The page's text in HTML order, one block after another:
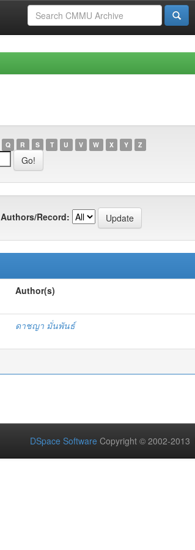
Q R S T U V W X Y Z
Authors/Record:
Author(s)
ดาชญา มั่นพันธ์
DSpace Software Copyright © 2002-2013